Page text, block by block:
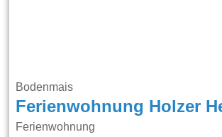
Bodenmais
Ferienwohnung Holzer
Ferienwohnung